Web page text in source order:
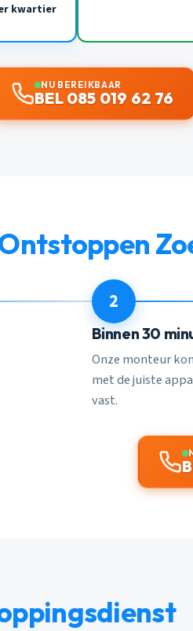
kwartier
NU BEREIKBAAR
BEL 085 019 62 76
2
Binnen 30
Onze monteur
met de juiste
vast.